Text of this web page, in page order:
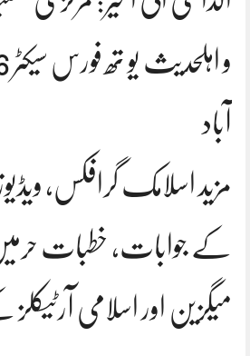
آباد
مزید اسلامک گرافکس،
کے جوابات، خطبات
میگزین اور اسلامی